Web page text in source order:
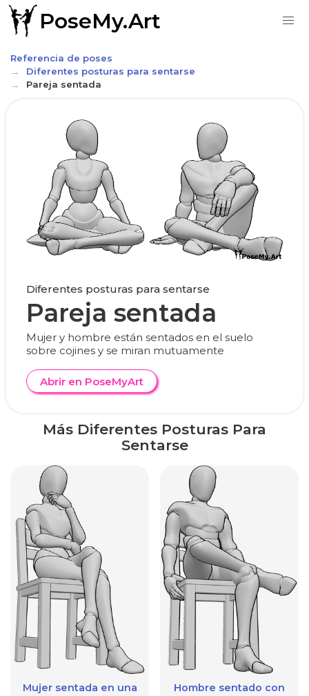
PoseMy.Art
Referencia de poses
Diferentes posturas para sentarse
Pareja sentada
Diferentes posturas para sentarse
Pareja sentada
Mujer y hombre están sentados en el suelo
sobre cojines y se miran mutuamente
Abrir en PoseMyArt
Más Diferentes Posturas Para
Sentarse
Mujer sentada en una
Hombre sentado con